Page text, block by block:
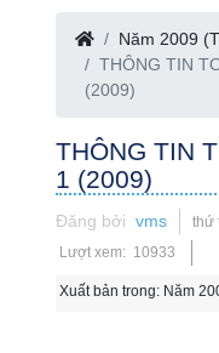
Năm 2009
THÔNG TIN
(2009)
THÔNG TIN
1 (2009)
Đăng bởivms
thứ
Lượt xem: 10933
Xuất bản trong: Năm